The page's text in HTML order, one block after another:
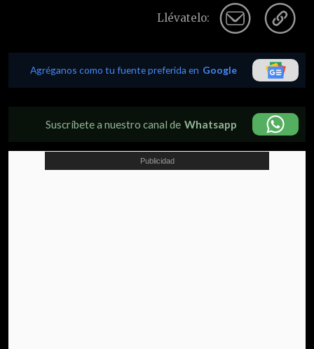
Llévatelo:
Agréganos como tu fuente preferida en Google
Suscríbete a nuestro canal de Whatsapp